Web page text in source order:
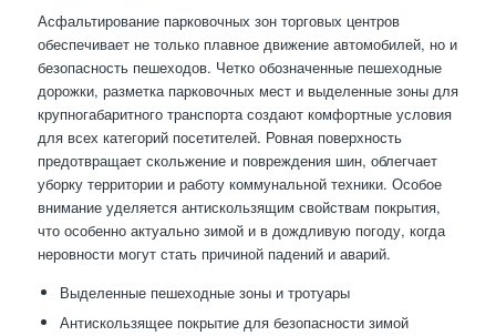
Асфальтирование парковочных зон торговых центров
обеспечивает не только плавное движение автомобилей, но и
безопасность пешеходов. Четко обозначенные пешеходные
дорожки, разметка парковочных мест и выделенные зоны для
крупногабаритного транспорта создают комфортные условия
для всех категорий посетителей. Ровная поверхность
предотвращает скольжение и повреждения шин, облегчает
уборку территории и работу коммунальной техники. Особое
внимание уделяется антискользящим свойствам покрытия,
что особенно актуально зимой и в дождливую погоду, когда
неровности могут стать причиной падений и аварий.
Выделенные пешеходные зоны и тротуары
Антискользящее покрытие для безопасности зимой